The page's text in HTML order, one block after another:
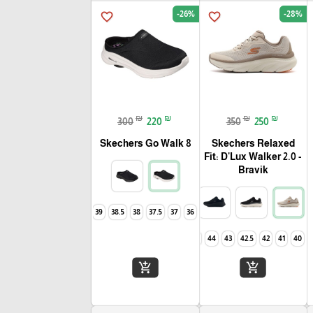
favorite_border -28%
350 ₪ 250 ₪
Skechers Relaxed
Fit: D'Lux Walker 2.0 -
Bravik
40
41
42
42.5
43
44
add_shopping_cart
favorite_border -26%
300 ₪ 220 ₪
Skechers Go Walk 8
36
37
37.5
38
38.5
39
add_shopping_cart